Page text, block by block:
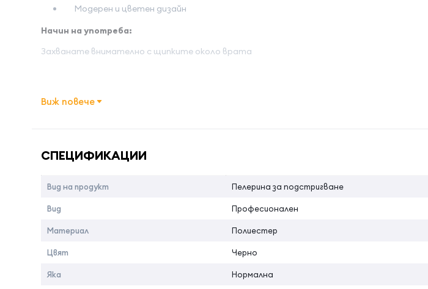
Модерен и цветен дизайн
Начин на употреба:
Захванате внимателно с щипките около врата
Виж повече
СПЕЦИФИКАЦИИ
Вид на продукт Пелерина за подстригване
Вид Професионален
Материал Полиестер
Цвят Черно
Яка Нормална